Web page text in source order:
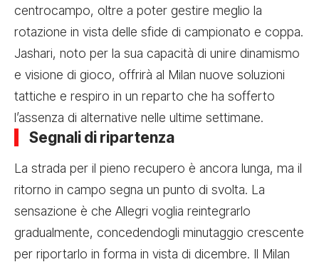
centrocampo, oltre a poter gestire meglio la
rotazione in vista delle sfide di campionato e coppa.
Jashari, noto per la sua capacità di unire dinamismo
e visione di gioco, offrirà al Milan nuove soluzioni
tattiche e respiro in un reparto che ha sofferto
l’assenza di alternative nelle ultime settimane.
Segnali di ripartenza
La strada per il pieno recupero è ancora lunga, ma il
ritorno in campo segna un punto di svolta. La
sensazione è che Allegri voglia reintegrarlo
gradualmente, concedendogli minutaggio crescente
per riportarlo in forma in vista di dicembre. Il Milan